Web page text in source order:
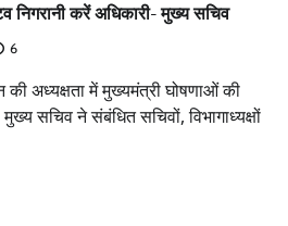
निगरानी करें अधिकारी- मुख्य सचिव
6
अध्यक्षता में मुख्यमंत्री घोषणाओं की
सचिव ने संबंधित सचिवों, विभागाध्यक्षों